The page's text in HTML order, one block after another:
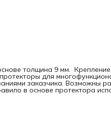
толщина 9 мм.
для
заказчика. Возможны
в основе протектора